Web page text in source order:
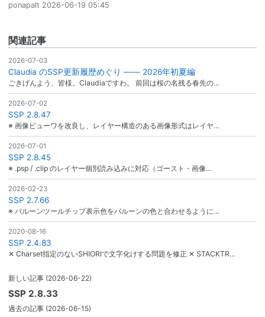
ponapalt 2026-06-19 05:45
関連記事
2026-07-03
Claudia のSSP更新履歴めぐり ―― 2026年初夏編
ごきげんよう、皆様。Claudiaですわ。 前回は桜の名残る春先の…
2026-07-02
SSP 2.8.47
※ 画像ビューワを改良し、レイヤー構造のある画像形式はレイヤ…
2026-07-01
SSP 2.8.45
※ .psp / .clip のレイヤー個別読み込みに対応（ゴースト・画像…
2026-02-23
SSP 2.7.66
※ バルーンツールチップ表示色をバルーンの色と合わせるように…
2020-08-16
SSP 2.4.83
✕ Charset指定のないSHIORIで文字化けする問題を修正 ✕ STACKTR…
新しい記事 (2026-06-22)
SSP 2.8.33
過去の記事 (2026-06-15)